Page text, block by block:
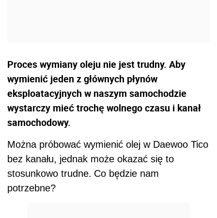
Proces wymiany oleju nie jest trudny. Aby
wymienić jeden z głównych płynów
eksploatacyjnych w naszym samochodzie
wystarczy mieć trochę wolnego czasu i kanał
samochodowy.
Można próbować wymienić olej w Daewoo Tico
bez kanału, jednak może okazać się to
stosunkowo trudne. Co będzie nam
potrzebne?